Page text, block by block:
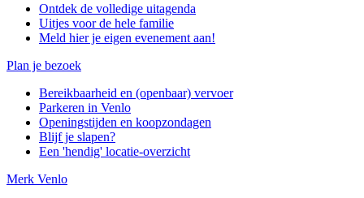
Ontdek de volledige uitagenda
Uitjes voor de hele familie
Meld hier je eigen evenement aan!
Plan je bezoek
Bereikbaarheid en (openbaar) vervoer
Parkeren in Venlo
Openingstijden en koopzondagen
Blijf je slapen?
Een 'hendig' locatie-overzicht
Merk Venlo